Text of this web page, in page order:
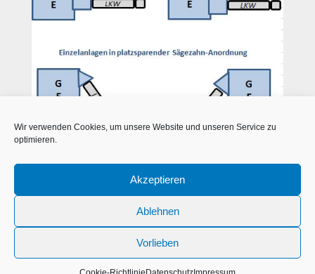
Wir verwenden Cookies, um unsere Website und unseren Service zu
optimieren.
Akzeptieren
Ablehnen
Vorlieben
Impressum Datenschutz Cookie Richtlinie